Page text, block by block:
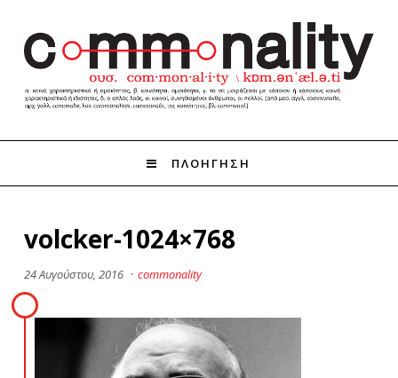
ΠΛΟΗΓΗΣΗ
volcker-1024×768
24 Αυγούστου, 2016 · commonality